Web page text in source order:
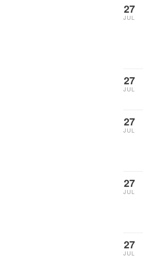
27
JUL
27
JUL
27
JUL
27
JUL
27
JUL